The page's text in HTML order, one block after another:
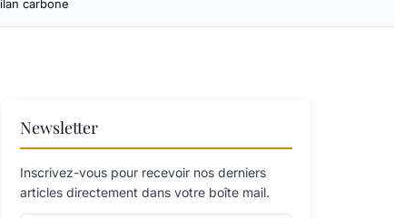
carbone
Newsletter
Inscrivez-vous pour recevoir nos derniers
articles directement dans votre boîte mail.